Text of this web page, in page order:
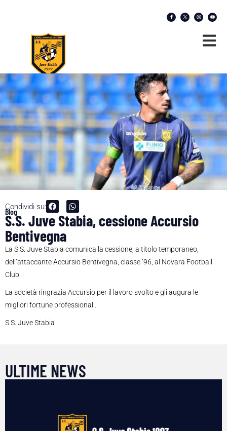
Condividi su:
Blog
S.S. Juve Stabia, cessione Accursio
Bentivegna
La S.S. Juve Stabia comunica la cessione, a titolo temporaneo,
dell’attaccante Accursio Bentivegna, classe ’96, al Novara Football
Club.
La società ringrazia Accursio per il lavoro svolto e gli augura le
migliori fortune professionali.
S.S. Juve Stabia
ULTIME NEWS